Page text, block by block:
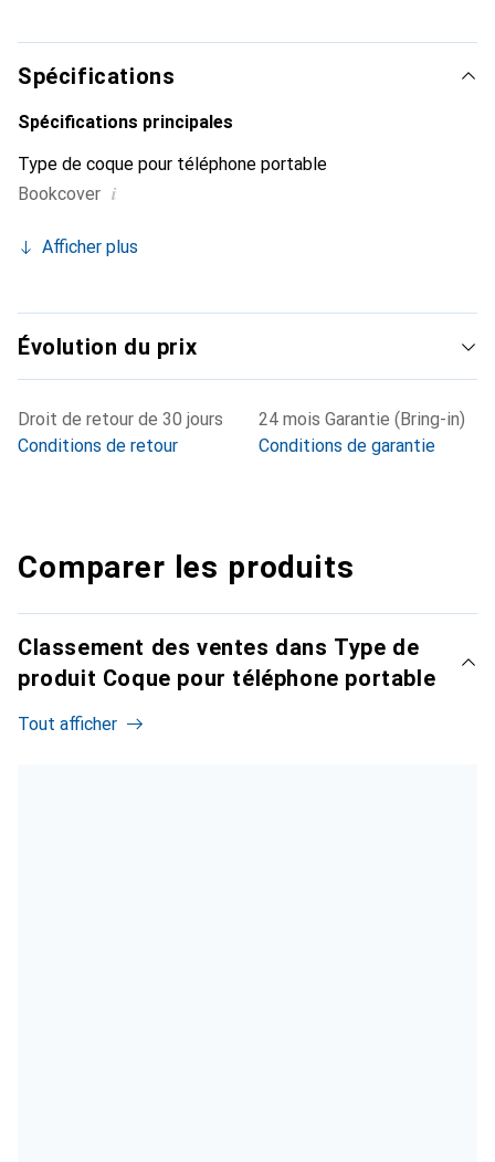
marque Noreve est un choix sûr pour une clientèle
exigeante.
Spécifications
Spécifications principales
Type de coque pour téléphone portable
Bookcover i
Afficher plus
Évolution du prix
Droit de retour de 30 jours
Conditions de retour
24 mois Garantie (Bring-in)
Conditions de garantie
Comparer les produits
Classement des ventes dans Type de
produit Coque pour téléphone portable
Tout afficher